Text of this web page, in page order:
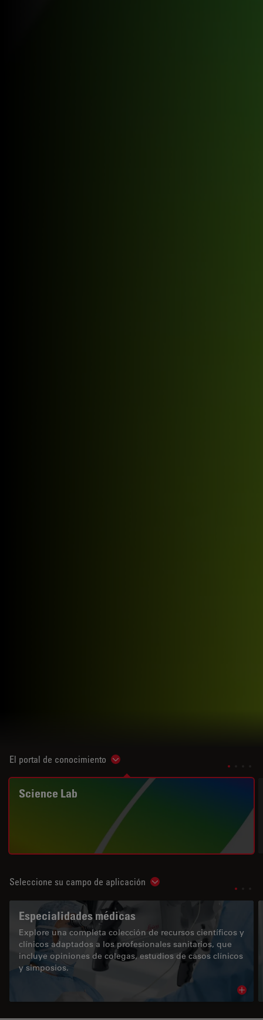
El portal de conocimiento Show subnavigation
Science Lab
Seleccione su campo de aplicación Show subnavigation
Especialidades médicas
Explore una completa colección de recursos científicos y
clínicos adaptados a los profesionales sanitarios, que
incluye opiniones de colegas, estudios de casos clínicos
y simposios.